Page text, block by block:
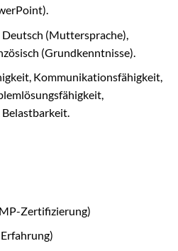
(Muttersprache),
(Grundkenntnisse).
Kommunikationsfähigkeit,
Zertifizierung)